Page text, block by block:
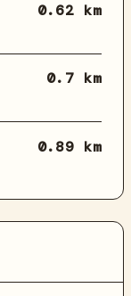
0.62 km
0.7 km
0.89 km